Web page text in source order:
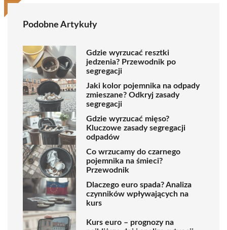
Podobne Artykuły
Gdzie wyrzucać resztki
jedzenia? Przewodnik po
segregacji
Jaki kolor pojemnika na odpady
zmieszane? Odkryj zasady
segregacji
Gdzie wyrzucać mięso?
Kluczowe zasady segregacji
odpadów
Co wrzucamy do czarnego
pojemnika na śmieci?
Przewodnik
Dlaczego euro spada? Analiza
czynników wpływających na
kurs
Kurs euro – prognozy na